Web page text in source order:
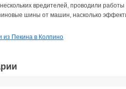
вредителей, проводили
шины от машин, насколько
из Пекина в Колпино